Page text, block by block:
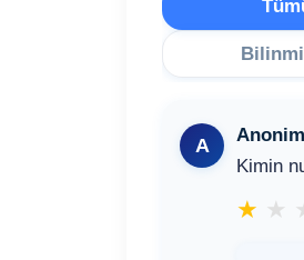
A Anonim
Kimin
★ ★